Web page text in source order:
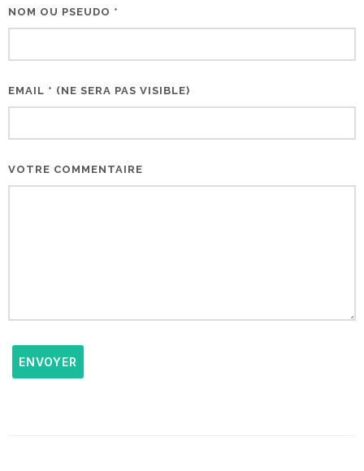
NOM OU PSEUDO *
EMAIL * (NE SERA PAS VISIBLE)
VOTRE COMMENTAIRE
ENVOYER